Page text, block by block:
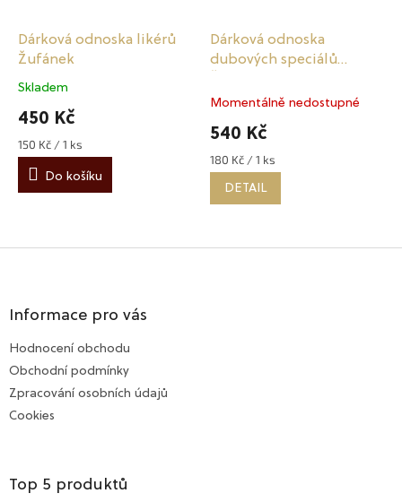
Dárková odnoska likérů
Žufánek
Průměrné
hodnocení
produktu
je
5,0
5
Skladem
450 Kč
Měrná
cena:
150 Kč / 1 ks
Do košíku
Dárková odnoska
dubových speciálů
Momentálně nedostupné
540 Kč
Měrná
cena:
180 Kč / 1 ks
DETAIL
Informace pro vás
Hodnocení obchodu
Obchodní podmínky
Zpracování osobních údajů
Cookies
Top 5 produktů